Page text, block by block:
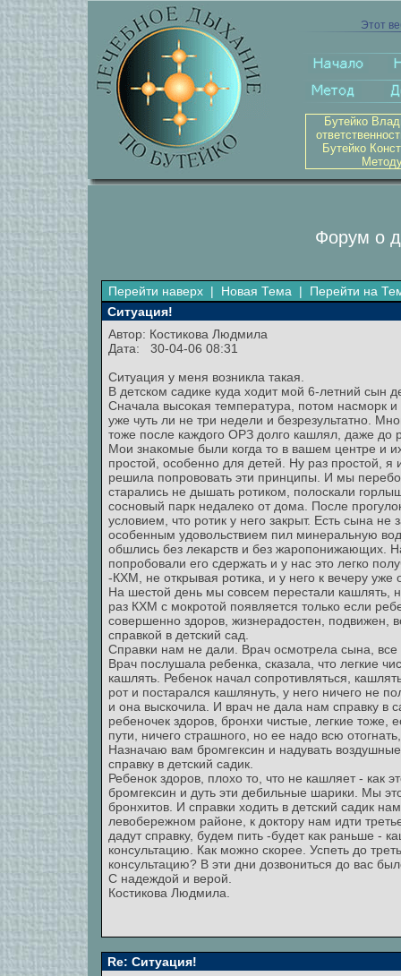
Этот
Бутейко
Бутейко
Форум о
Перейти наверх | Новая Тема | Перейти на
Ситуация!
Автор: Костикова Людмила
Дата: 30-04-06 08:31
Ситуация у меня возникла такая.
В детском садике куда ходит мой 6-летний сын
Сначала высокая температура, потом насморк
уже чуть ли не три недели и безрезультатно.
тоже после каждого ОРЗ долго кашлял, даже
Мои знакомые были когда то в вашем центре и
простой, особенно для детей. Ну раз простой,
решила попрововать эти принципы. И мы
старались не дышать ротиком, полоскали
сосновый парк недалеко от дома. После
условием, что ротик у него закрыт. Есть сына
особенным удовольствием пил минеральную
обшлись без лекарств и без жаропонижающих.
попробовали его сдержать и у нас это легко
-КХМ, не открывая ротика, и у него к вечеру уже
На шестой день мы совсем перестали кашлять,
раз КХМ с мокротой появляется только если
совершенно здоров, жизнерадостен, подвижен,
справкой в детский сад.
Справки нам не дали. Врач осмотрела сына,
Врач послушала ребенка, сказала, что легкие
кашлять. Ребенок начал сопротивляться,
рот и постарался кашлянуть, у него ничего не
и она выскочила. И врач не дала нам справку в
ребеночек здоров, бронхи чистые, легкие
пути, ничего страшного, но ее надо всю
Назначаю вам бромгексин и надувать
справку в детский садик.
Ребенок здоров, плохо то, что не кашляет - как
бромгексин и дуть эти дебильные шарики. Мы
бронхитов. И справки ходить в детский садик
левобережном районе, к доктору нам идти
дадут справку, будем пить -будет как раньше -
консультацию. Как можно скорее. Успеть до
консультацию? В эти дни дозвониться до вас
С надеждой и верой.
Костикова Людмила.
Re: Ситуация!